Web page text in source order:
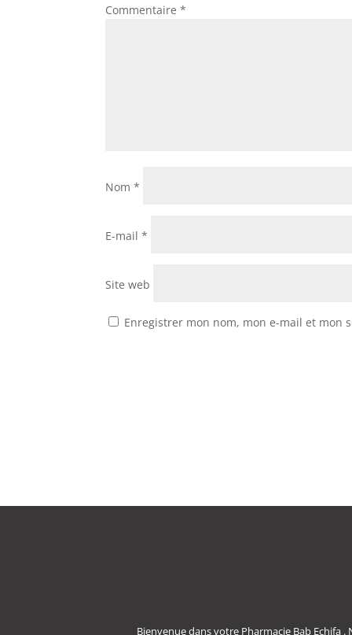
Commentaire*
Nom*
E-mail*
Site web
Enregistrer mon nom, mon e-mail et mon
Bienvenue dans votre Pharmacie Bab Echifa